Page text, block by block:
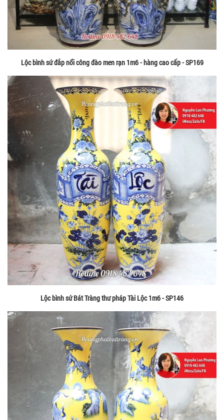
Lộc bình sứ đắp nổi công đào men rạn 1m6 - hàng cao cấp - SP169
Lộc bình sứ Bát Tràng thư pháp Tài Lộc 1m6 - SP146